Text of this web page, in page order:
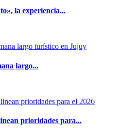
la experiencia...
largo...
prioridades para...